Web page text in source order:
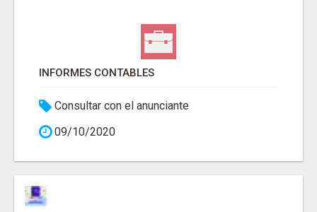
INFORMES CONTABLES
Consultar con el anunciante
09/10/2020